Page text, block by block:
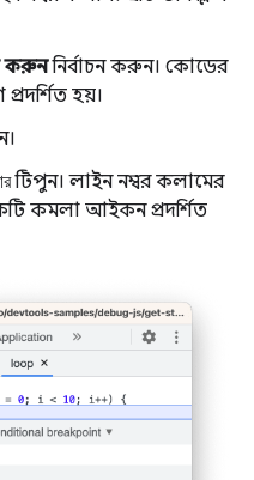
করুননির্বাচন করুন। কোডের
হয়।
টিপুন। লাইন নম্বর কলামের
কমলা আইকন প্রদর্শিত